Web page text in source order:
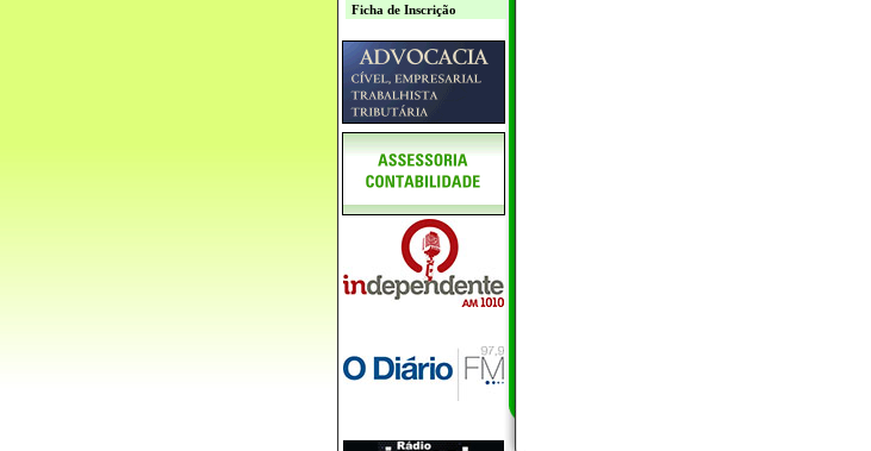
Ficha de Inscrição